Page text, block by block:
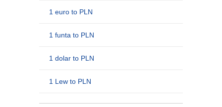
1 euro to PLN
1 funta to PLN
1 dolar to PLN
1 Lew to PLN